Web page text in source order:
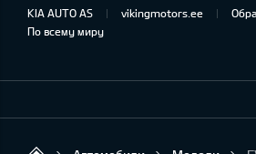
KIA AUTO AS vikingmotors.ee
По всему миру